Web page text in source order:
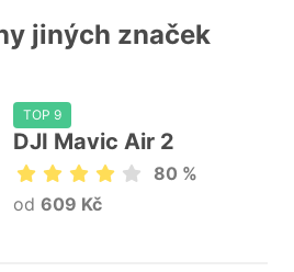
jiných značek
TOP 9
DJI Mavic Air 2
80 %
od 609 Kč